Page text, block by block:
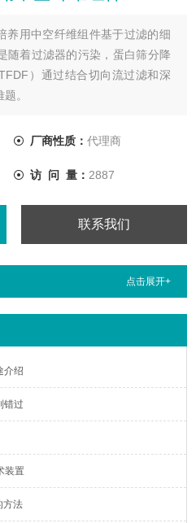
养用中空纤维组件基于过滤的细
随着过滤器的污染，蛋白筛分降
）通过结合切向流过滤和深
。
厂商性质： 代理商
访 问 量： 2887
联系我们
点击展开+
介绍
错过
装置
方法